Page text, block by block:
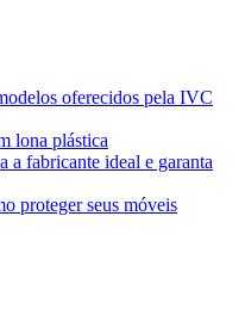
oferecidos pela IVC
lona plástica
a fabricante ideal e garanta
proteger seus móveis